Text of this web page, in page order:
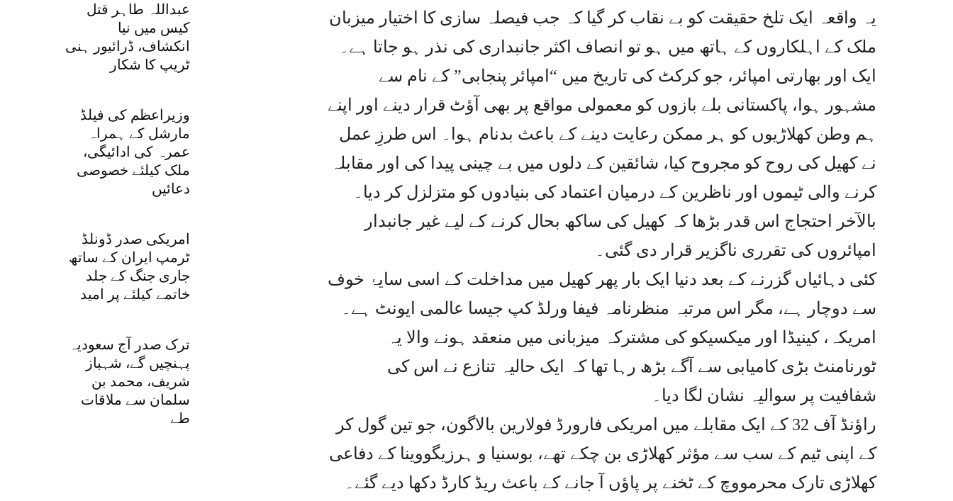
عبداللہ طاہر قتل
کیس میں نیا
انکشاف، ڈرائیور ہنی
ٹریپ کا شکار
وزیراعظم کی فیلڈ
مارشل کے ہمراہ
عمرہ کی ادائیگی،
ملک کیلئے خصوصی
دعائیں
امریکی صدر ڈونلڈ
ٹرمپ ایران کے ساتھ
جاری جنگ کے جلد
خاتمے کیلئے پر امید
ترک صدر آج سعودیہ
پہنچیں گے، شہباز
شریف، محمد بن
سلمان سے ملاقات
طے
یہ واقعہ ایک تلخ حقیقت کو بے نقاب کر گیا کہ جب فیصلہ سازی کا اختیار میزبان
ملک کے اہلکاروں کے ہاتھ میں ہو تو انصاف اکثر جانبداری کی نذر ہو جاتا ہے۔
ایک اور بھارتی امپائر، جو کرکٹ کی تاریخ میں “امپائر پنجابی” کے نام سے
مشہور ہوا، پاکستانی بلے بازوں کو معمولی مواقع پر بھی آؤٹ قرار دینے اور اپنے
ہم وطن کھلاڑیوں کو ہر ممکن رعایت دینے کے باعث بدنام ہوا۔ اس طرزِ عمل
نے کھیل کی روح کو مجروح کیا، شائقین کے دلوں میں بے چینی پیدا کی اور مقابلہ
کرنے والی ٹیموں اور ناظرین کے درمیان اعتماد کی بنیادوں کو متزلزل کر دیا۔
بالآخر احتجاج اس قدر بڑھا کہ کھیل کی ساکھ بحال کرنے کے لیے غیر جانبدار
امپائروں کی تقرری ناگزیر قرار دی گئی۔
کئی دہائیاں گزرنے کے بعد دنیا ایک بار پھر کھیل میں مداخلت کے اسی سایۂ خوف
سے دوچار ہے، مگر اس مرتبہ منظرنامہ فیفا ورلڈ کپ جیسا عالمی ایونٹ ہے۔
امریکہ، کینیڈا اور میکسیکو کی مشترکہ میزبانی میں منعقد ہونے والا یہ
ٹورنامنٹ بڑی کامیابی سے آگے بڑھ رہا تھا کہ ایک حالیہ تنازع نے اس کی
شفافیت پر سوالیہ نشان لگا دیا۔
راؤنڈ آف 32 کے ایک مقابلے میں امریکی فارورڈ فولارین بالاگون، جو تین گول کر
کے اپنی ٹیم کے سب سے مؤثر کھلاڑی بن چکے تھے، بوسنیا و ہرزیگووینا کے دفاعی
کھلاڑی تارک محرمووچ کے ٹخنے پر پاؤں آ جانے کے باعث ریڈ کارڈ دکھا دیے گئے۔